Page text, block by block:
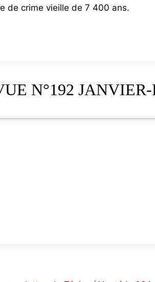
de crime vieille de 7 400 ans.
N°192